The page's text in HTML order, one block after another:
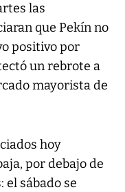
las
que Pekín no
positivo por
un rebrote a
mayorista de
hoy
por debajo de
el sábado se